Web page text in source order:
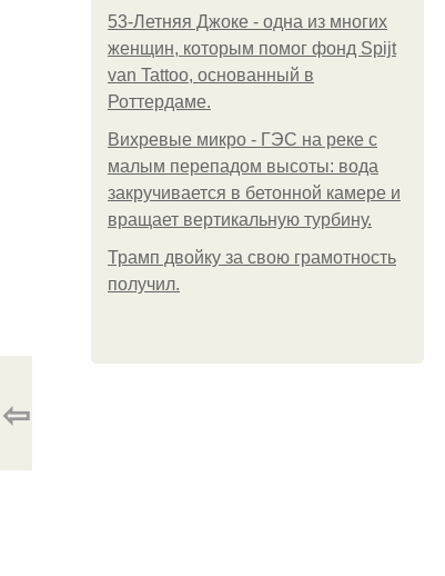
53-Летняя Джоке - одна из многих
женщин, которым помог фонд Spijt
van Tattoo, основанный в
Роттердаме.
Вихревые микро - ГЭС на реке с
малым перепадом высоты: вода
закручивается в бетонной камере и
вращает вертикальную турбину.
Трамп двойку за свою грамотность
получил.
⇦